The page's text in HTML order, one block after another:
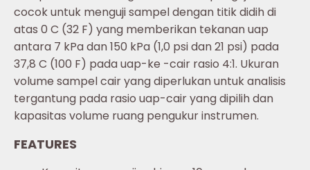
cocok untuk menguji sampel dengan titik didih di
atas 0 C (32 F) yang memberikan tekanan uap
antara 7 kPa dan 150 kPa (1,0 psi dan 21 psi) pada
37,8 C (100 F) pada uap-ke -cair rasio 4:1. Ukuran
volume sampel cair yang diperlukan untuk analisis
tergantung pada rasio uap-cair yang dipilih dan
kapasitas volume ruang pengukur instrumen.
FEATURES